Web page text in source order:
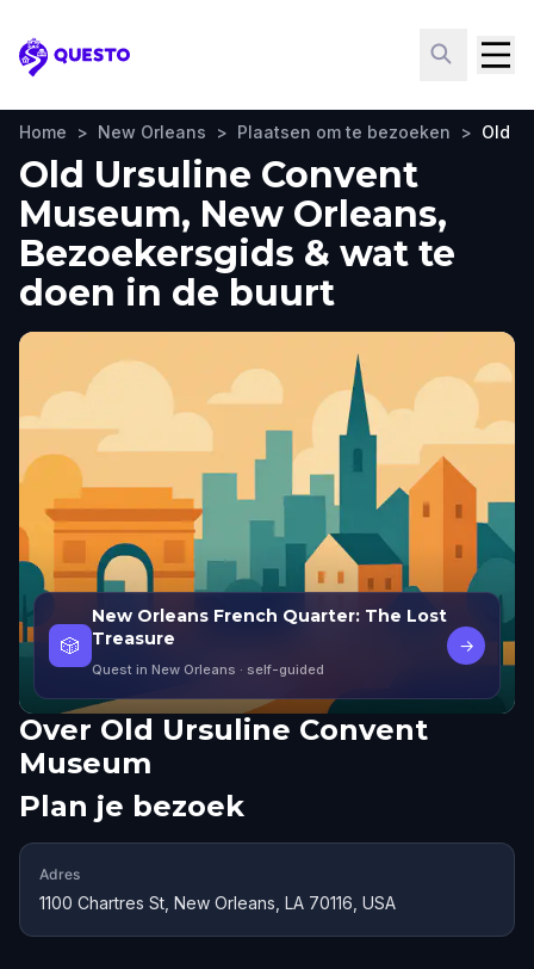
Questo
Home > New Orleans > Plaatsen om te bezoeken > Old
Old Ursuline Convent
Museum, New Orleans,
Bezoekersgids & wat te
doen in de buurt
🎲
New Orleans French Quarter: The Lost
Treasure
Quest in New Orleans · self-guided
→
Over Old Ursuline Convent
Museum
Plan je bezoek
Adres
1100 Chartres St, New Orleans, LA 70116, USA